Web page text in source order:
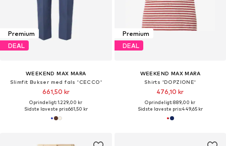
Premium
DEAL
WEEKEND MAX MARA
Slimfit Bukser med fals 'CECCO'
661,50 kr
Oprindeligt: 1.229,00 kr
Sidste laveste pris:661,50 kr
Premium
DEAL
WEEKEND MAX MARA
Shirts 'DOPZIONE'
476,10 kr
Oprindeligt: 889,00 kr
Sidste laveste pris:449,65 kr